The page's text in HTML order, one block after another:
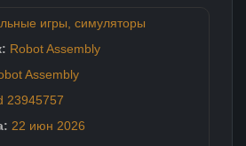
игры симуляторы
Robot Assembly
Assembly
23945757
22 июн 2026